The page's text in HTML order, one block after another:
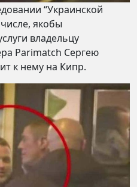
“Украинской
якобы
владельцу
Parimatch Сергею
к нему на Кипр.